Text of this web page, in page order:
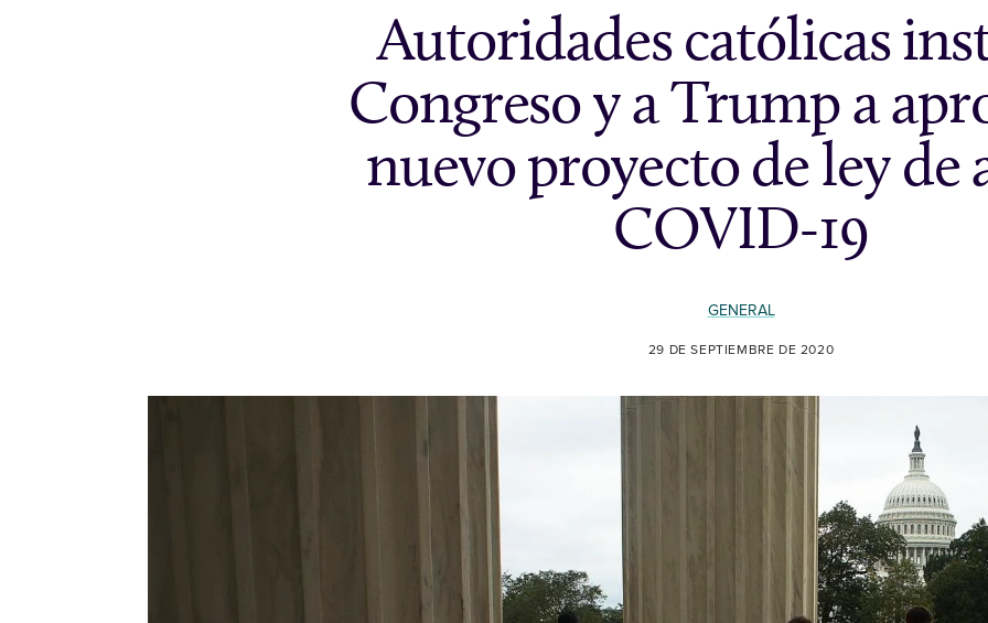
Autoridades católicas
Congreso y a Trump a
nuevo proyecto de ley de
COVID-19
GENERAL
29 DE SEPTIEMBRE DE 2020